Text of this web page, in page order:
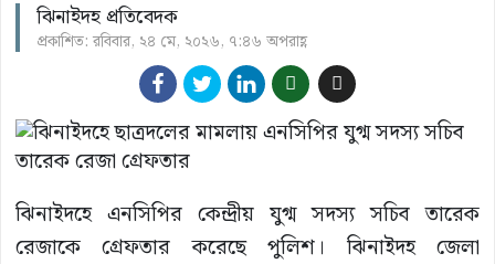
ঝিনাইদহ প্রতিবেদক
প্রকাশিত: রবিবার, ২৪ মে, ২০২৬, ৭:৪৬ অপরাহ্ণ
ঝিনাইদহে এনসিপির কেন্দ্রীয় যুগ্ম সদস্য সচিব তারেক
রেজাকে গ্রেফতার করেছে পুলিশ। ঝিনাইদহ জেলা